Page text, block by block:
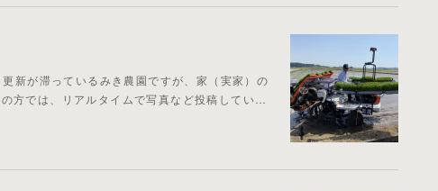
新が滞っているみき農園ですが、家（実家）の
方では、リアルタイムで写真など投稿してい…